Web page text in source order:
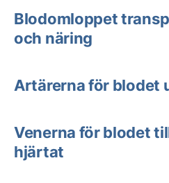
Blodomloppet
och näring
Artärerna för blodet
Venerna för blodet
hjärtat